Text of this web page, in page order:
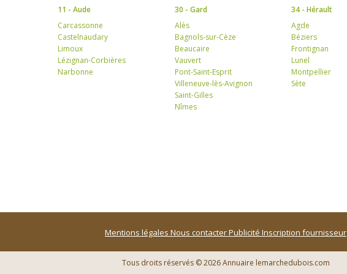
11 - Aude
Carcassonne
Castelnaudary
Limoux
Lézignan-Corbières
Narbonne
30 - Gard
Alès
Bagnols-sur-Cèze
Beaucaire
Vauvert
Pont-Saint-Esprit
Villeneuve-lès-Avignon
Saint-Gilles
Nîmes
34 - Hérault
Agde
Béziers
Frontignan
Lunel
Montpellier
Sète
Mentions légales Nous contacterPublicité Inscription fournisseur
Tous droits réservés © 2026 Annuaire lemarchedubois.com